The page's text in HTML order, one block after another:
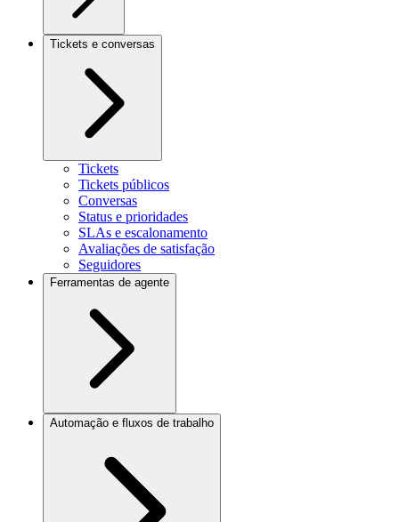
Tickets e conversas
Tickets
Tickets públicos
Conversas
Status e prioridades
SLAs e escalonamento
Avaliações de satisfação
Seguidores
Ferramentas de agente
Automação e fluxos de trabalho